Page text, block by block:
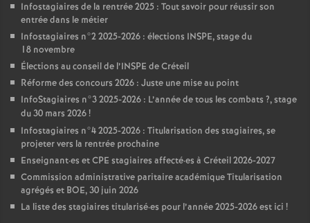
Infostagiaires de la rentrée 2025 : Tout savoir pour réussir son
entrée dans le métier
Infostagiaires n°2 2025-2026 : élections INSPE, stage du
18 novembre
Élections au conseil de l’INSPE de Créteil
Réforme des concours 2026 : Juste une mise au point
InfoStagiaires n°3 2025-2026 : L’année de tous les combats ?, stage
du 30 mars 2026!
Infostagiaires n°4 2025-2026 : Titularisation des stagiaires, se
projeter vers la rentrée prochaine
Enseignant·es etCPE stagiaires affecté·es à Créteil 2026-2027
Commission administrative paritaire académique Titularisation
agrégés et BOE, 30 juin 2026
La liste des stagiaires titularisé·es pour l’année 2025-2026 est ici !